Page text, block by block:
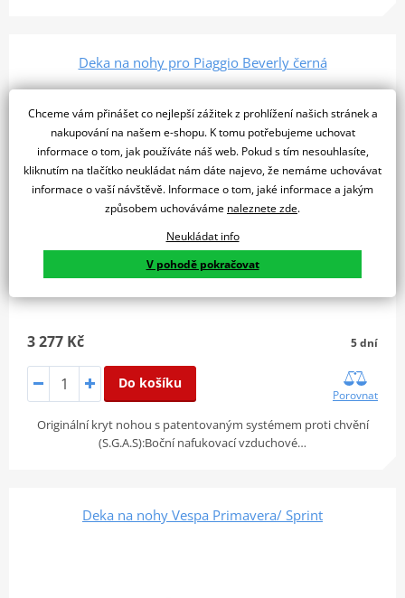
Deka na nohy pro Piaggio Beverly černá
3 277 Kč 5 dní
Do košíku
Porovnat
Originální kryt nohou s patentovaným systémem proti chvění
(S.G.A.S):Boční nafukovací vzduchové…
Deka na nohy Vespa Primavera/ Sprint
Chceme vám přinášet co nejlepší zážitek z prohlížení našich stránek a
nakupování na našem e-shopu. K tomu potřebujeme uchovat
informace o tom, jak používáte náš web. Pokud s tím nesouhlasíte,
kliknutím na tlačítko neukládat nám dáte najevo, že nemáme uchovávat
informace o vaší návštěvě. Informace o tom, jaké informace a jakým
způsobem uchováváme naleznete zde.
Neukládat info
V pohodě pokračovat